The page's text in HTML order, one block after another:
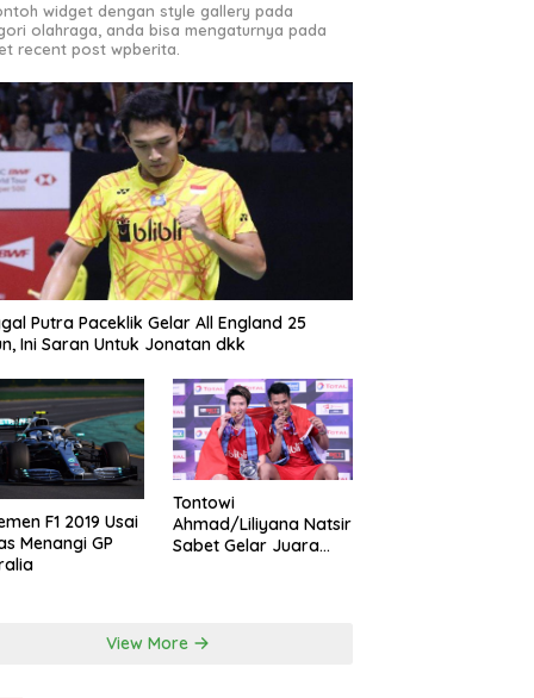
widget dengan style gallery pada
olahraga, anda bisa mengaturnya pada
recent post wpberita.
Putra Paceklik Gelar All England 25
Ini Saran Untuk Jonatan dkk
F1 2019 Usai
Menangi GP
Tontowi
Ahmad/Liliyana Natsir
Sabet Gelar Juara
View More